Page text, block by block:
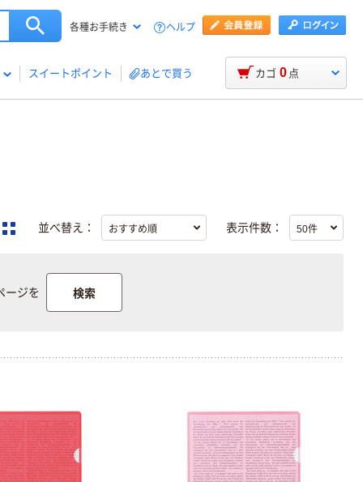
各種お手続き ヘルプ
スイートポイント あとで買う カゴ 0 点
並べ替え： 表示件数：
ージを 検索